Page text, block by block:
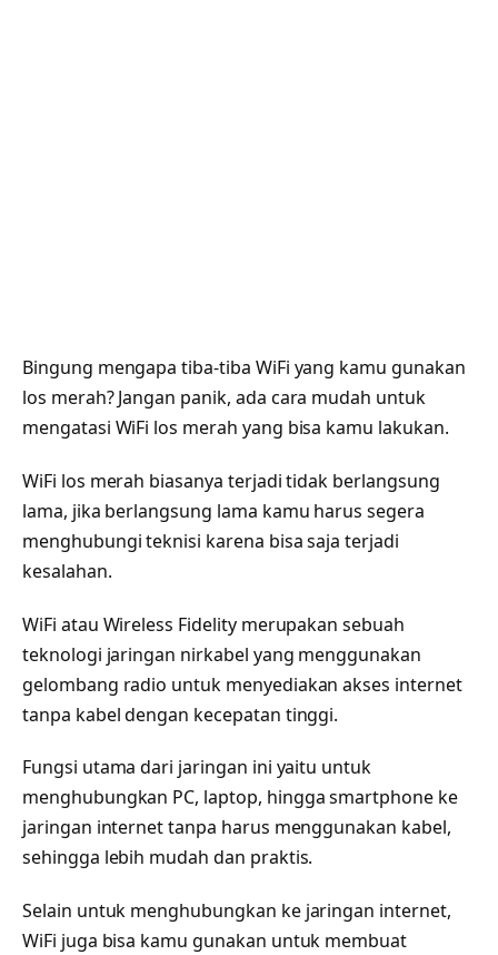
Bingung mengapa tiba-tiba WiFi yang kamu gunakan
los merah? Jangan panik, ada cara mudah untuk
mengatasi WiFi los merah yang bisa kamu lakukan.
WiFi los merah biasanya terjadi tidak berlangsung
lama, jika berlangsung lama kamu harus segera
menghubungi teknisi karena bisa saja terjadi
kesalahan.
WiFi atau Wireless Fidelity merupakan sebuah
teknologi jaringan nirkabel yang menggunakan
gelombang radio untuk menyediakan akses internet
tanpa kabel dengan kecepatan tinggi.
Fungsi utama dari jaringan ini yaitu untuk
menghubungkan PC, laptop, hingga smartphone ke
jaringan internet tanpa harus menggunakan kabel,
sehingga lebih mudah dan praktis.
Selain untuk menghubungkan ke jaringan internet,
WiFi juga bisa kamu gunakan untuk membuat